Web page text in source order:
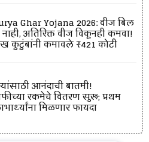
Ghar Yojana 2026: वीज बिल
अतिरिक्त वीज विकूनही कमवा!
कुटुंबांनी कमावले ₹421 कोटी
आनंदाची बातमी!
रकमेचे वितरण सुरू; प्रथम
मिळणार फायदा